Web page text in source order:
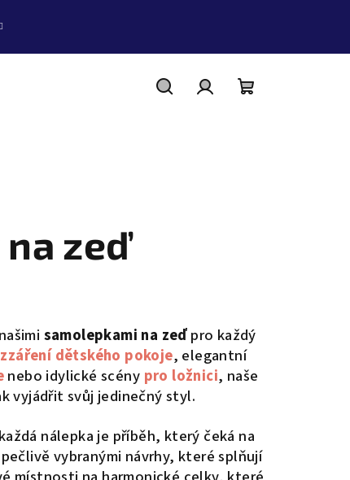
zeď
samolepkami na zeďpro každý
dětského pokoje, elegantní
nebo idylické scény pro ložnici, naše
vyjádřit svůj jedinečný styl.
nálepka je příběh, který čeká na
vybranými návrhy, které splňují